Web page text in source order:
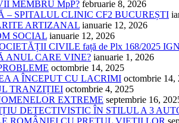
MEMBRU MpP? februarie 8, 2026
– SPITALUL CLINIC CF2 BUCUREȘTI
ARTIZANAL ianuarie 12, 2026
SOCIAL ianuarie 12, 2026
CIVILE față de Plx 168/2025
ANUL CARE VINE? ianuarie 1, 2026
octombrie 14, 2025
A ÎNCEPUT CU LACRIMI octombrie 14,
TRANZIȚIEI octombrie 4, 2025
EXTREME septembrie 16,
DETECTIVISTIC ÎN STILUL A 3
ROMÂNIEI CU PREȚUL VIEȚII LOR